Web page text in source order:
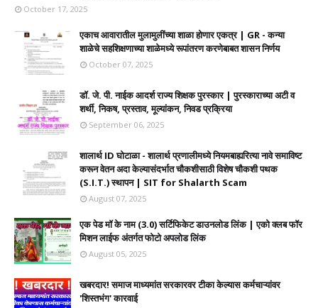
October 17, 2025
एकाच आवारातील मुलामुलींच्या शाळा होणार एकत्र | GR - कन्या
शाळेचे सहशिक्षणाच्या शाळेमध्ये रूपांतरण करणेबाबत शासन निर्णय
October 07, 2025
डॉ. जे. पी. नाईक आदर्श राज्य शिक्षक पुरस्कार | पुरस्काराच्या अटी व
शर्थी, निकष, प्रस्ताव, मूल्यांकन, निवड प्रक्रिया
September 06, 2025
शालार्थ ID घोटाळा - शालार्थ प्रणालीमध्ये नियमबाह्यरित्या नावे समाविष्ट
करून वेतन अदा केल्यासंदर्भात चौकशीसाठी विशेष चौकशी पथक
(S.I.T.) स्थापन | SIT for Shalarth Scam
August 07, 2025
एक पेड मॉ के नाम (3.0) सर्टिफिकेट डाउनलोड लिंक | एको क्लब फॉर
मिशन लाईफ अंतर्गत फोटो अपलोड लिंक
August 05, 2025
खबरदार! समाज माध्यमांत सरकारवर टीका केल्यास कर्मचाऱ्यांवर
'शिस्तभंग' कारवाई